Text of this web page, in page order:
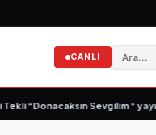
CANLI
“Donacaksın Sevgilim “